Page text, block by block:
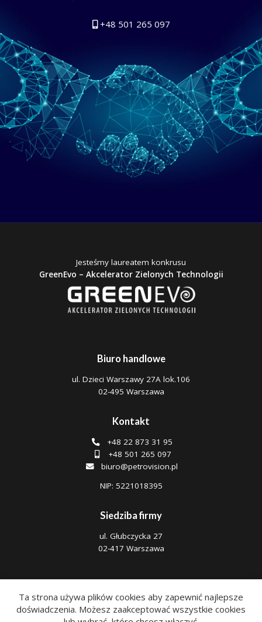
+48 501 265 097
Jesteśmy laureatem konkrusu
GreenEvo – Akcelerator Zielonych Technologii
Biuro handlowe
ul. Dzieci Warszawy 27A lok.106
02-495 Warszawa
Kontakt
+48 22 873 31 95
+48 501 265 097
biuro@petrovision.pl
NIP: 5221018395
Siedziba firmy
ul. Głubczycka 27
02-417 Warszawa
Polityka prywatności|Regulamin
Ta strona używa plików cookies aby zapewnić najlepsze
doświadczenia. Możesz zaakceptować wszystkie cookies